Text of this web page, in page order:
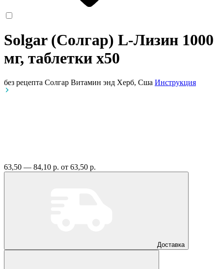
Solgar (Солгар) L-Лизин 1000
мг, таблетки x50
без рецепта Солгар Витамин энд Херб, Сша Инструкция
63,50 — 84,10 р. от 63,50 р.
Доставка